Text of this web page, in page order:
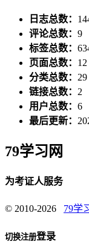
日志总数：
评论总数： 9
标签总数：
页面总数： 12
分类总数： 29
链接总数： 2
用户总数： 6
最后更新：
79学习网
为考证人服务
© 2010-2026 79学
切换注册登录